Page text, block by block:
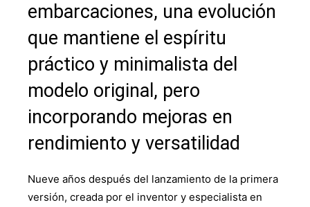
embarcaciones, una evolución
que mantiene el espíritu
práctico y minimalista del
modelo original, pero
incorporando mejoras en
rendimiento y versatilidad
Nueve años después del lanzamiento de la primera
versión, creada por el inventor y especialista en